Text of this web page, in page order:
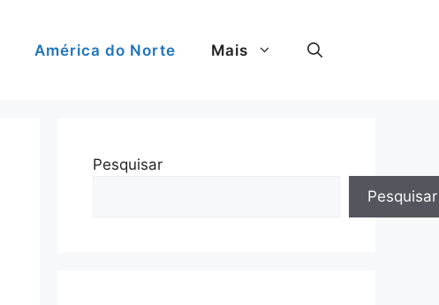
América do Norte Mais
Pesquisar
Pesquisar